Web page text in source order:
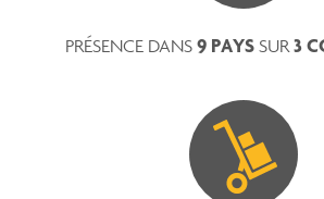
PRÉSENCE DANS 9 PAYS SUR 3